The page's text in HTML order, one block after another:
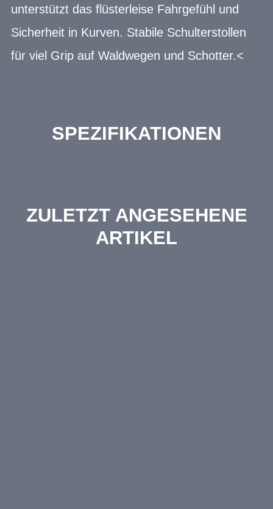
unterstützt das flüsterleise Fahrgefühl und
Sicherheit in Kurven. Stabile Schulterstollen
für viel Grip auf Waldwegen und Schotter.<
SPEZIFIKATIONEN
ZULETZT ANGESEHENE
ARTIKEL